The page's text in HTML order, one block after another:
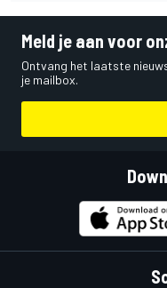
Meld je aan voor
Ontvang het laatste
je mailbox.